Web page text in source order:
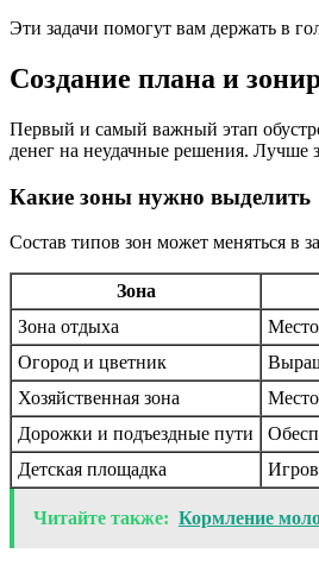
Эти задачи помогут вам держать в
Создание плана и
Первый и самый важный этап
денег на неудачные решения. Лучше
Какие зоны нужно выделить
Состав типов зон может меняться в
Зона
Зона отдыха
Огород и цветник
Хозяйственная зона
Дорожки и подъездные пути
Детская площадка
Читайте также: Кормление